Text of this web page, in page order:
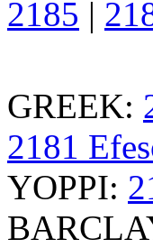
2185 |
GREEK:
2181
YOPPI: